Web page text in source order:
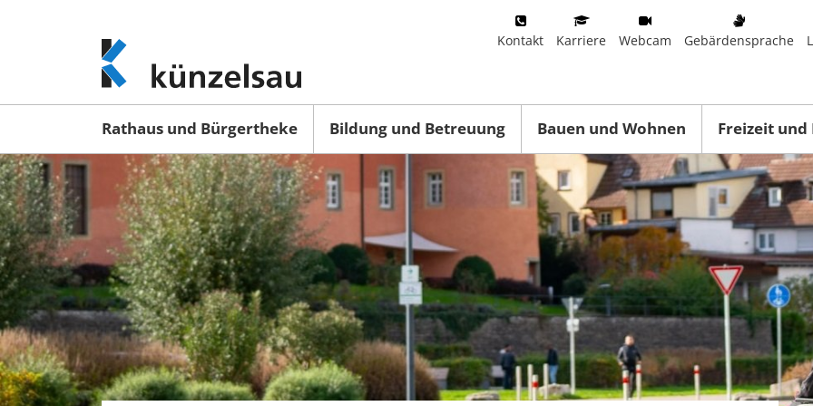
www.kuenzelsau.de
(zur
Startseite)
Kontakt Karriere Webcam Gebärdensprache
Rathaus und Bürgertheke Bildung und Betreuung Bauen und Wohnen Freizeit